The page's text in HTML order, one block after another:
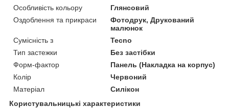
Особливість кольору
Глянсовий
Оздоблення та прикраси
Фотодрук, Друкований
малюнок
Сумісність з
Tecno
Тип застежки
Без застібки
Форм-фактор
Панель (Накладка на корпус)
Колір
Червоний
Матеріал
Силікон
Користувальницькі характеристики